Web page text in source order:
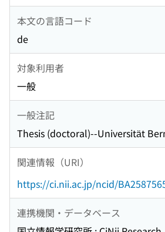
本文の言語コード
de
対象利用者
一般
一般注記
Thesis (doctoral)--Universität
関連情報（URI）
https://ci.nii.ac.jp/ncid/
連携機関・データベース